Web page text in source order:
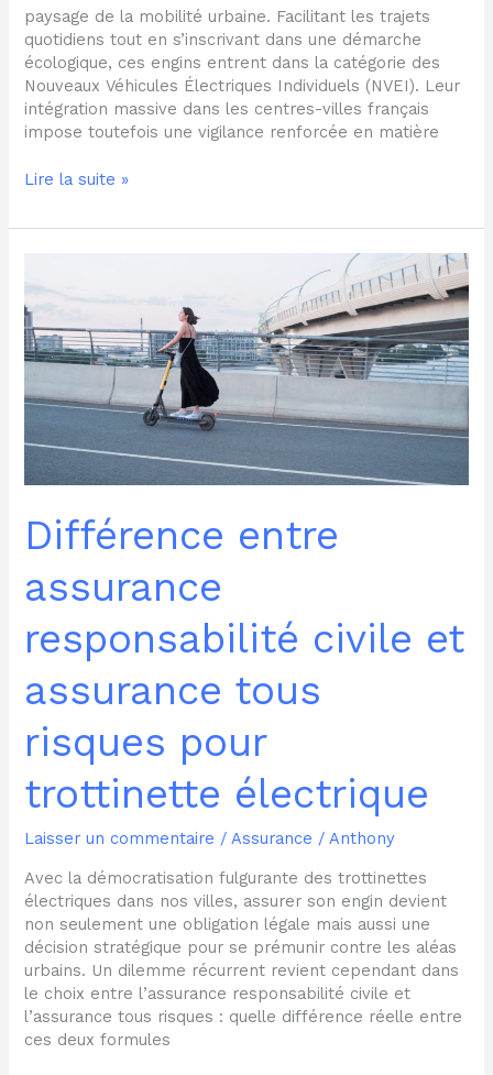
paysage de la mobilité urbaine. Facilitant les trajets
quotidiens tout en s’inscrivant dans une démarche
écologique, ces engins entrent dans la catégorie des
Nouveaux Véhicules Électriques Individuels (NVEI). Leur
intégration massive dans les centres-villes français
impose toutefois une vigilance renforcée en matière
Lire la suite »
Différence entre
assurance
responsabilité civile et
assurance tous
risques pour
trottinette électrique
Laisser un commentaire /Assurance /Anthony
Avec la démocratisation fulgurante des trottinettes
électriques dans nos villes, assurer son engin devient
non seulement une obligation légale mais aussi une
décision stratégique pour se prémunir contre les aléas
urbains. Un dilemme récurrent revient cependant dans
le choix entre l’assurance responsabilité civile et
l’assurance tous risques : quelle différence réelle entre
ces deux formules
entre
assurance
responsabilité
civile
assurance
tous
risques
pour
électrique